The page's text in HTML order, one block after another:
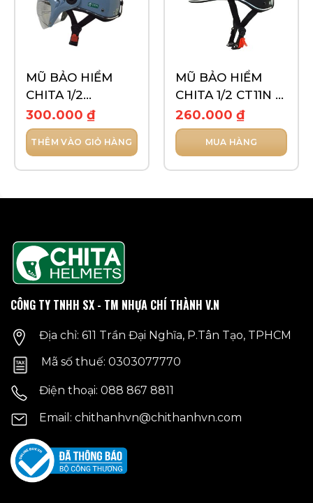
MŨ BẢO HIỂM
CHITA 1/2
CT6B1(K)- TEM I
CHOOSE
300.000 ₫
THÊM VÀO GIỎ HÀNG
MŨ BẢO HIỂM
CHITA 1/2 CT11N –
TEM GO LOVE
260.000 ₫
MUA HÀNG
có
được
trên
phẩm
CÔNG TY TNHH SX - TM NHỰA CHÍ THÀNH V.N
Địa chỉ: 611 Trần Đại Nghĩa, P.Tân Tạo, TPHCM
Mã số thuế: 0303077770
Điện thoại: 088 867 8811
Email: chithanhvn@chithanhvn.com